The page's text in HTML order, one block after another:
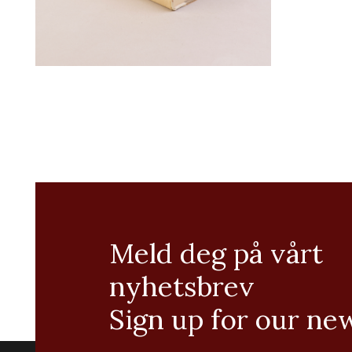
Meld deg på vårt
nyhetsbrev
Sign up for our